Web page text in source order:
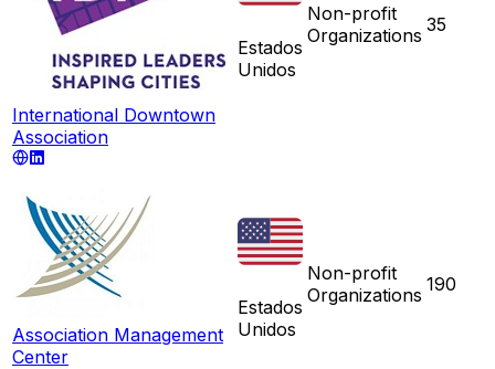
International Downtown
Association
Estados
Unidos
Non-profit
Organizations 35
Association Management
Center
Estados
Unidos
Non-profit
Organizations 190